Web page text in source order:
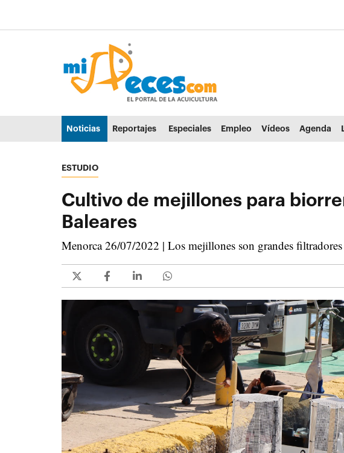
Ir al menú principal (alt + u)
Noticias Reportajes Especiales Empleo Vídeos Agenda
ESTUDIO
Cultivo de mejillones para
Baleares
Menorca 26/07/2022 | Los mejillones son grandes